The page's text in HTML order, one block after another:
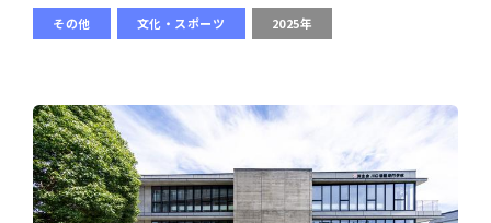
その他 文化・スポーツ 2025年